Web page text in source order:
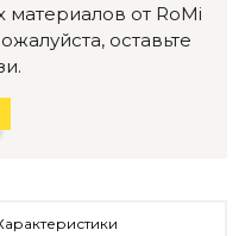
от RoMi
оставьте